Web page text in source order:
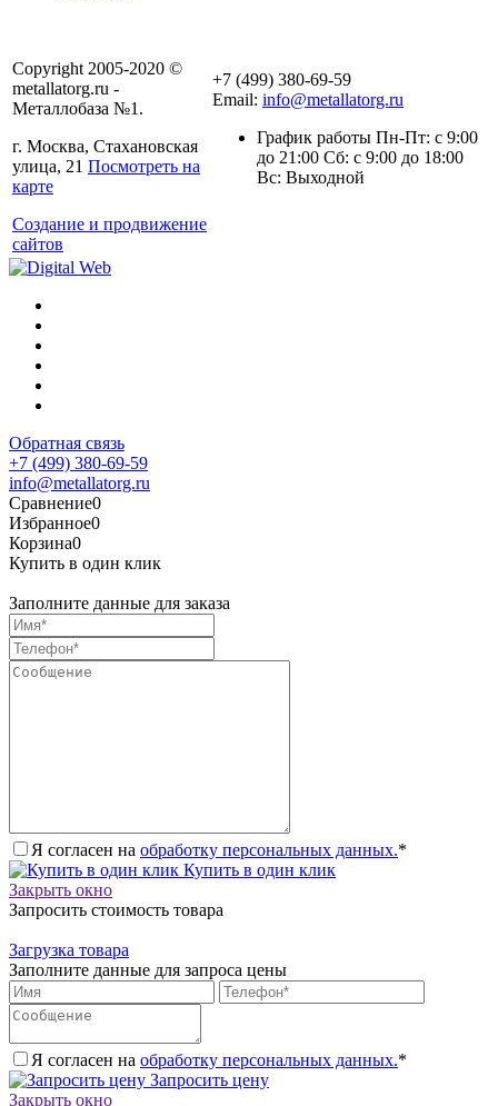
Copyright 2005-2020 ©
metallatorg.ru -
Металлобаза №1.
г. Москва, Стахановская
улица, 21 Посмотреть на
карте
Создание и продвижение
сайтов
+7 (499) 380-69-59
Email: info@metallatorg.ru
График работы Пн-Пт: с 9:00
до 21:00 Сб: с 9:00 до 18:00
Вс: Выходной
Обратная связь
+7 (499) 380-69-59
info@metallatorg.ru
Сравнение0
Избранное0
Корзина0
Купить в один клик
Заполните данные для заказа
Я согласен на обработку персональных данных.*
Купить в один клик
Закрыть окно
Запросить стоимость товара
Загрузка товара
Заполните данные для запроса цены
Я согласен на обработку персональных данных.*
Запросить цену
Закрыть окно